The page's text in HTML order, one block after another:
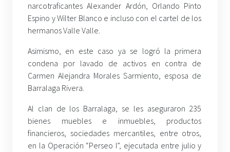
narcotraficantes Alexander Ardón, Orlando Pinto
Espino y Wilter Blanco e incluso con el cartel de los
hermanos Valle Valle.
Asimismo, en este caso ya se logró la primera
condena por lavado de activos en contra de
Carmen Alejandra Morales Sarmiento, esposa de
Barralaga Rivera.
Al clan de los Barralaga, se les aseguraron 235
bienes muebles e inmuebles, productos
financieros, sociedades mercantiles, entre otros,
en la Operación “Perseo I”, ejecutada entre julio y